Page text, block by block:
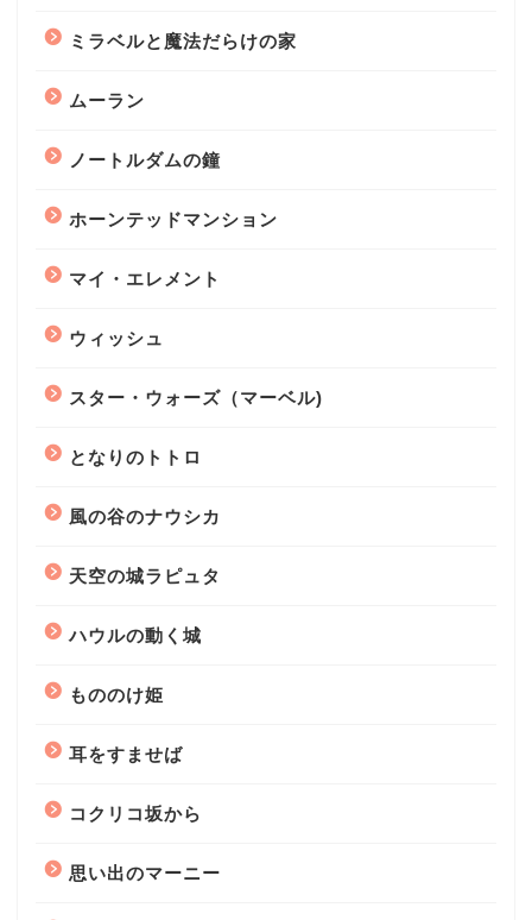
ミラベルと魔法だらけの家
ムーラン
ノートルダムの鐘
ホーンテッドマンション
マイ・エレメント
ウィッシュ
スター・ウォーズ（マーベル)
となりのトトロ
風の谷のナウシカ
天空の城ラピュタ
ハウルの動く城
もののけ姫
耳をすませば
コクリコ坂から
思い出のマーニー